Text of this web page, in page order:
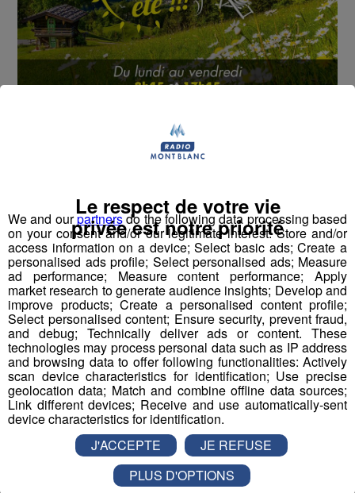
sorties en famille, avec le grand jeu des vacances :
Radio Mont Blanc !
Déstination été ! Une question...une destination !
Nous vous poserons une question, a vous de faire le
bon choix entre les 3 réponses pour repartir avec vos
entrées pour un maximum d'activités dans la région !
Inscription par téléphone toute la journée pour
participer aux 2 tirages au sort par jour à 8h45 et 17h45.
Appelez le standard au 04 50 58 24 09
Pour cette semaine on vous offre vos entrées pour vous
et la personne de votre choix pourWALIBI RHONE
We and ourpartnersdo the following data processing based
on your consent and/or our legitimate interest: Store and/or
access information on a device; Select basic ads; Create a
personalised ads profile; Select personalised ads; Measure
ad performance; Measure content performance; Apply
market research to generate audience insights; Develop and
improve products; Create a personalised content profile;
Select personalised content; Ensure security, prevent fraud,
and debug; Technically deliver ads or content. These
technologies may process personal data such as IP address
and browsing data to offer following functionalities: Actively
scan device characteristics for identification; Use precise
geolocation data; Match and combine offline data sources;
Link different devices; Receive and use automatically-sent
device characteristics for identification.
Le respect de votre vie
privée est notre priorité
J'ACCEPTE
JE REFUSE
PLUS D'OPTIONS